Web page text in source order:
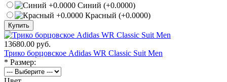
Синий (+0.0000)
Красный (+0.0000)
Купить
13680.00 руб.
Трико борцовское Adidas WR Classic Suit Men
* Размер: